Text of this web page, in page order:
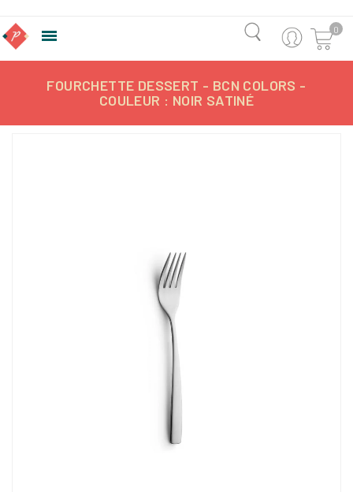
 0
FOURCHETTE DESSERT - BCN COLORS -
COULEUR : NOIR SATINÉ